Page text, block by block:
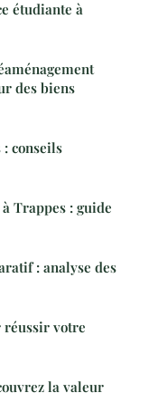
étudiante à
des biens
conseils
Trappes : guide
: analyse des
réussir votre
la valeur